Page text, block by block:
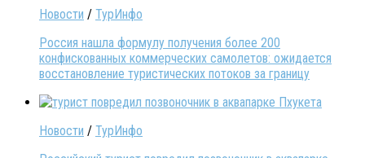
Новости / ТурИнфо
Россия нашла формулу получения более 200
конфискованных коммерческих самолетов: ожидается
восстановление туристических потоков за границу
Новости / ТурИнфо